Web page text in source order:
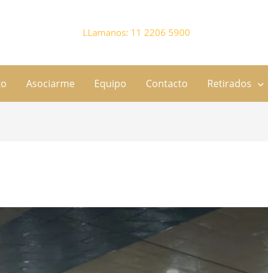
LLamanos: 11 2206 5900
Asociarme Equipo Contacto Retirados